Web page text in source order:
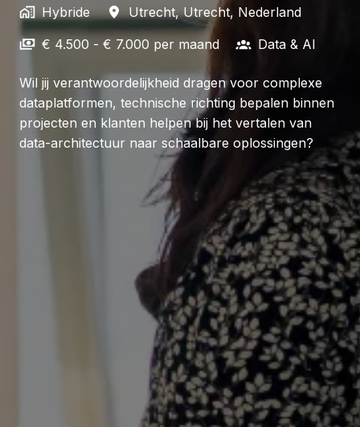
Hybride Utrecht, Utrecht, Nederland
€ 4.500 - € 7.000 per maand
Data & AI
Wil jij verantwoordelijkheid dragen voor complexe
dataplatformen, technische richting bepalen binnen
projecten en klanten helpen bij het vertalen van
data-architectuur naar schaalbare oplossingen?